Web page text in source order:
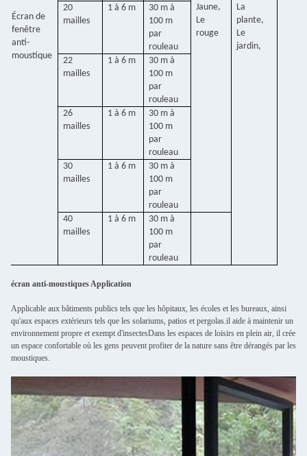
Écran de
fenêtre
anti-
moustique
Jaune,
Le
rouge
La
plante,
Le
jardin,
20
mailles
1 à 6 m
30 m à
100 m
par
rouleau
22
mailles
1 à 6 m
30 m à
100 m
par
rouleau
26
mailles
1 à 6 m
30 m à
100 m
par
rouleau
30
mailles
1 à 6 m
30 m à
100 m
par
rouleau
40
mailles
1 à 6 m
30 m à
100 m
par
rouleau
écran anti-moustiques Application
Applicable aux bâtiments publics tels que les hôpitaux, les écoles et les bureaux, ainsi
qu'aux espaces extérieurs tels que les solariums, patios et pergolas.il aide à maintenir un
environnement propre et exempt d'insectesDans les espaces de loisirs en plein air, il crée
un espace confortable où les gens peuvent profiter de la nature sans être dérangés par les
moustiques.